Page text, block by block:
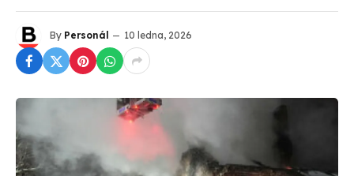
By Personál 10 ledna, 2026